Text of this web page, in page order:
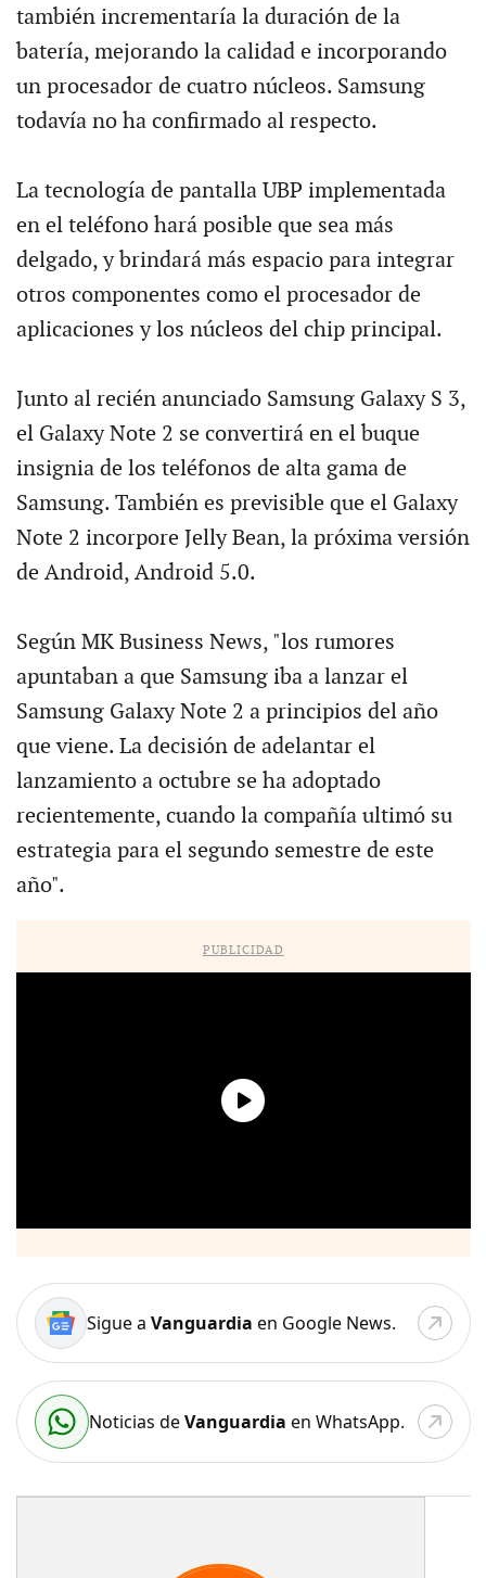
también incrementaría la duración de la
batería, mejorando la calidad e incorporando
un procesador de cuatro núcleos. Samsung
todavía no ha confirmado al respecto.
La tecnología de pantalla UBP implementada
en el teléfono hará posible que sea más
delgado, y brindará más espacio para integrar
otros componentes como el procesador de
aplicaciones y los núcleos del chip principal.
Junto al recién anunciado Samsung Galaxy S 3,
el Galaxy Note 2 se convertirá en el buque
insignia de los teléfonos de alta gama de
Samsung. También es previsible que el Galaxy
Note 2 incorpore Jelly Bean, la próxima versión
de Android, Android 5.0.
Según MK Business News, "los rumores
apuntaban a que Samsung iba a lanzar el
Samsung Galaxy Note 2 a principios del año
que viene. La decisión de adelantar el
lanzamiento a octubre se ha adoptado
recientemente, cuando la compañía ultimó su
estrategia para el segundo semestre de este
año".
PUBLICIDAD
Sigue a Vanguardia en Google News.
Noticias deVanguardia en WhatsApp.